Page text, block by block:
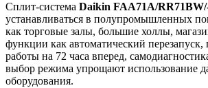
Сплит-система Daikin FAA71A/
устанавливаться в полупромышленных
как торговые залы, большие холлы,
функции как автоматический
работы на 72 часа вперед,
выбор режима упрощают использование
оборудования.